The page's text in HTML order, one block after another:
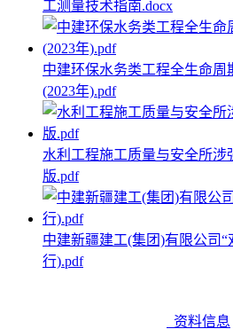
工测量技术指南.docx
中建环保水务类工程全生命周
(2023年).pdf
水利工程施工质量与安全所涉
版.pdf
中建新疆建工(集团)有限公司“
行).pdf
资料信息